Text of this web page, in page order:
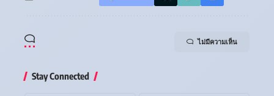
ไม่มีความเห็น
Stay Connected